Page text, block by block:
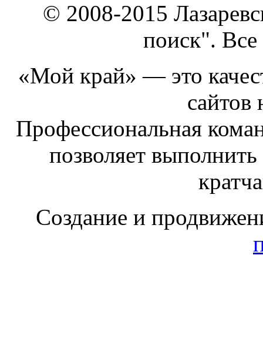
© 2008-2015
поиск".
«Мой край» — это
сайтов
Профессиональная
позволяет
Создание и